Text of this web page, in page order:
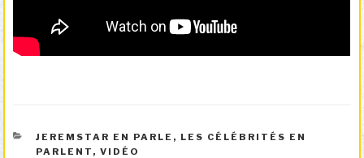
CATÉGORIES
JEREMSTAR EN PARLE , LES CÉLÉBRITÉS EN
PARLENT , VIDÉO